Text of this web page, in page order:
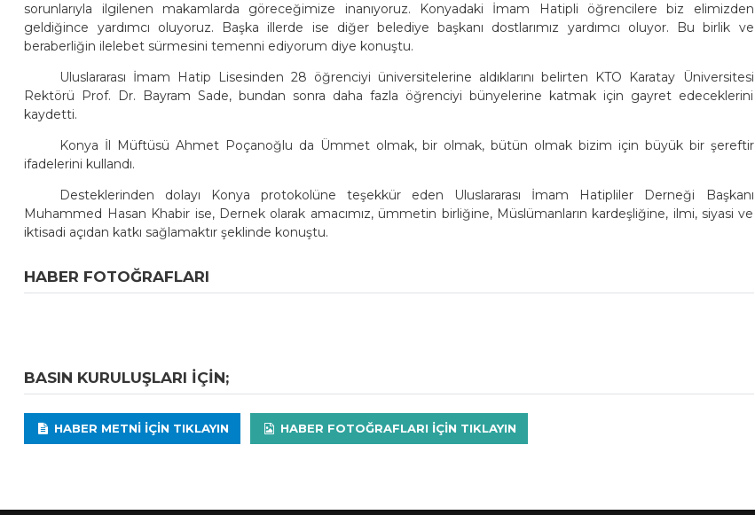
sorunlarıyla ilgilenen makamlarda göreceğimize inanıyoruz. Konyadaki İmam Hatipli öğrencilere biz elimizden
geldiğince yardımcı oluyoruz. Başka illerde ise diğer belediye başkanı dostlarımız yardımcı oluyor. Bu birlik ve
beraberliğin ilelebet sürmesini temenni ediyorum diye konuştu.
Uluslararası İmam Hatip Lisesinden 28 öğrenciyi üniversitelerine aldıklarını belirten KTO Karatay Üniversitesi
Rektörü Prof. Dr. Bayram Sade, bundan sonra daha fazla öğrenciyi bünyelerine katmak için gayret edeceklerini
kaydetti.
Konya İl Müftüsü Ahmet Poçanoğlu da Ümmet olmak, bir olmak, bütün olmak bizim için büyük bir şereftir
ifadelerini kullandı.
Desteklerinden dolayı Konya protokolüne teşekkür eden Uluslararası İmam Hatipliler Derneği Başkanı
Muhammed Hasan Khabir ise, Dernek olarak amacımız, ümmetin birliğine, Müslümanların kardeşliğine, ilmi, siyasi ve
iktisadi açıdan katkı sağlamaktır şeklinde konuştu.
HABER FOTOĞRAFLARI
BASIN KURULUŞLARI IÇIN;
HABER METNI IÇIN TIKLAYIN HABER FOTOĞRAFLARI IÇIN TIKLAYIN